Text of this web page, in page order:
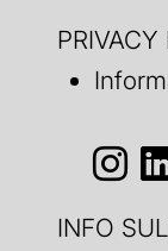
INFO